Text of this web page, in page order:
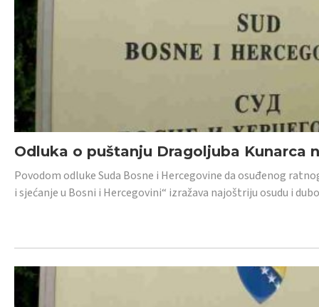
Odluka o puštanju Dragoljuba Kunarca
Povodom odluke Suda Bosne i Hercegovine da osuđenog
i sjećanje u Bosni i Hercegovini“ izražava najoštriju osudu i